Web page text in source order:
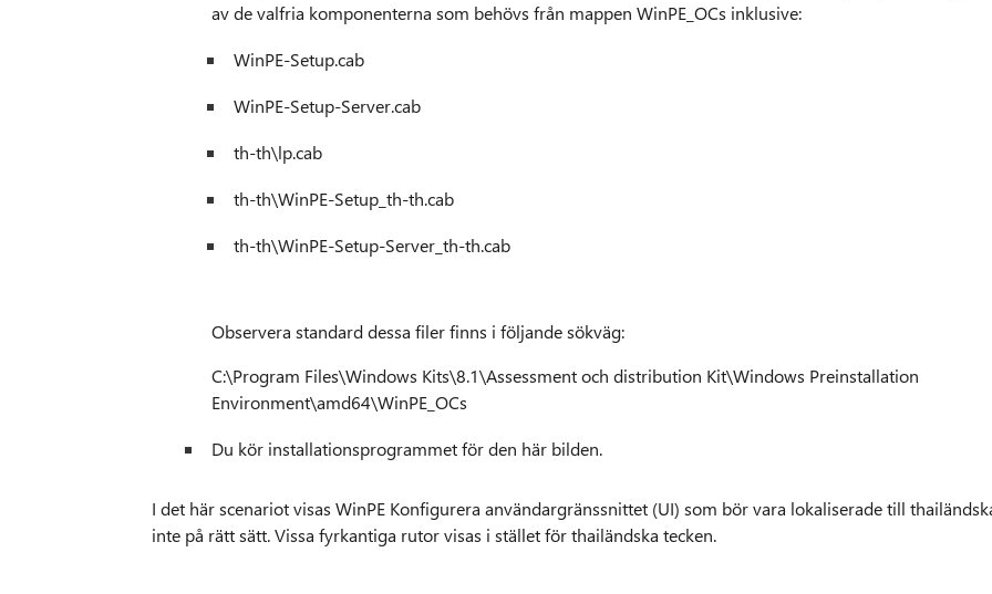
av de valfria komponenterna som behövs från mappen WinPE_OCs inklusive:
WinPE-Setup.cab
WinPE-Setup-Server.cab
th-th\lp.cab
th-th\WinPE-Setup_th-th.cab
th-th\WinPE-Setup-Server_th-th.cab
Observera standard dessa filer finns i följande sökväg:
C:\Program Files\Windows Kits\8.1\Assessment och distribution Kit\Windows Preinstallation
Environment\amd64\WinPE_OCs
Du kör installationsprogrammet för den här bilden.
I det här scenariot visas WinPE Konfigurera användargränssnittet (UI) som bör vara lokaliserade till
inte på rätt sätt. Vissa fyrkantiga rutor visas i stället för thailändska tecken.